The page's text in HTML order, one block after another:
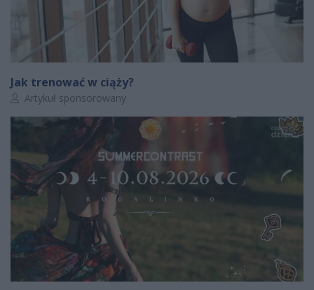
Jak trenować w ciąży?
Autor artykułu:
Artykuł sponsorowany